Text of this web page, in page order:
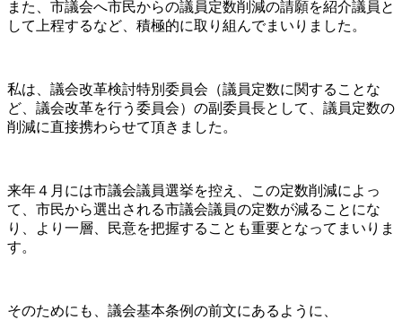
また、市議会へ市民からの議員定数削減の請願を紹介議員と
して上程するなど、積極的に取り組んでまいりました。
私は、議会改革検討特別委員会（議員定数に関することな
ど、議会改革を行う委員会）の副委員長として、議員定数の
削減に直接携わらせて頂きました。
来年４月には市議会議員選挙を控え、この定数削減によっ
て、市民から選出される市議会議員の定数が減ることにな
り、より一層、民意を把握することも重要となってまいりま
す。
そのためにも、議会基本条例の前文にあるように、